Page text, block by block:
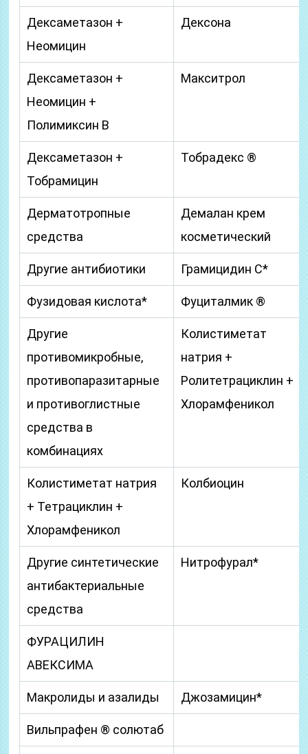
Дексаметазон +
Неомицин
Дексона
Дексаметазон +
Неомицин +
Полимиксин B
Макситрол
Дексаметазон +
Тобрамицин
Тобрадекс ®
Дерматотропные
средства
Демалан крем
косметический
Другие антибиотики Грамицидин С*
Фузидовая кислота* Фуциталмик ®
Другие
противомикробные,
противопаразитарные
и противоглистные
средства в
комбинациях
Колистиметат
натрия +
Ролитетрациклин +
Хлорамфеникол
Колистиметат натрия
+ Тетрациклин +
Хлорамфеникол
Колбиоцин
Другие синтетические
антибактериальные
средства
Нитрофурал*
ФУРАЦИЛИН
АВЕКСИМА
Макролиды и азалиды Джозамицин*
Вильпрафен ® солютаб